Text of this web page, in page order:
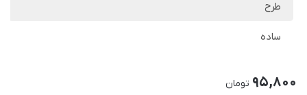
طرح
ساده
95,800 تومان